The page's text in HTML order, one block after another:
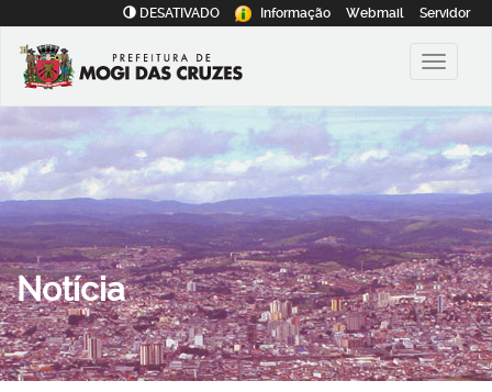
DESATIVADO Informação Webmail Servidor
Notícia